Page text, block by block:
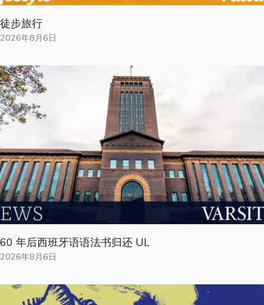
徒步旅行
2026年8月6日
60 年后西班牙语语法书归还 UL
2026年8月6日